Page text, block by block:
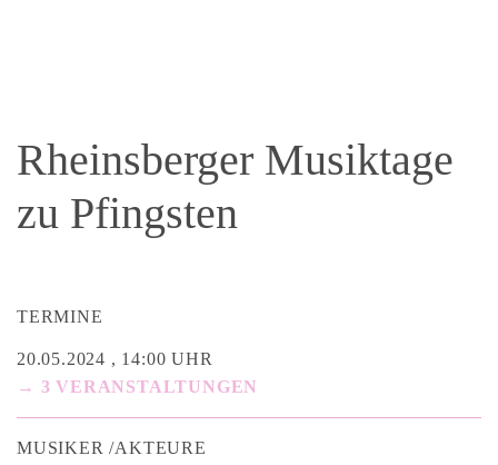
Rheinsberger Musiktage
zu Pfingsten
TERMINE
20.05.2024 , 14:00 UHR
→ 3 VERANSTALTUNGEN
MUSIKER /AKTEURE